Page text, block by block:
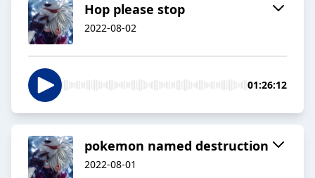
Hop please stop
2022-08-02
01:26:12
pokemon named destruction
2022-08-01